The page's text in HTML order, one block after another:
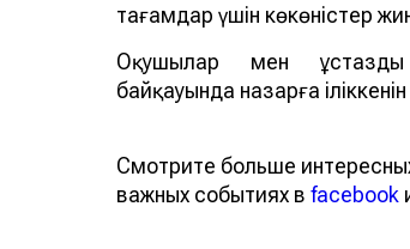
тағамдар үшін көкөністер
Оқушылар мен
байқауында назарға
Смотрите больше
важных событиях в facebook